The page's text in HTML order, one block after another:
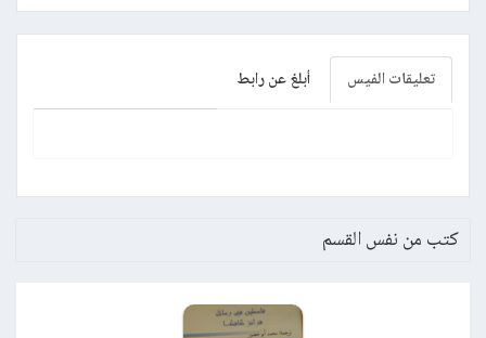
تعليقات الفيس أبلغ عن رابط
كتب من نفس القسم